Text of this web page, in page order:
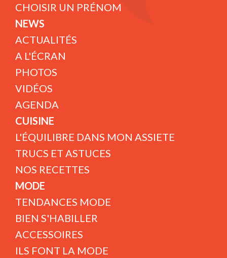
CHOISIR UN PRÉNOM
NEWS
ACTUALITÉS
A L'ÉCRAN
PHOTOS
VIDÉOS
AGENDA
CUISINE
L'ÉQUILIBRE DANS MON ASSIETE
TRUCS ET ASTUCES
NOS RECETTES
MODE
TENDANCES MODE
BIEN S'HABILLER
ACCESSOIRES
ILS FONT LA MODE